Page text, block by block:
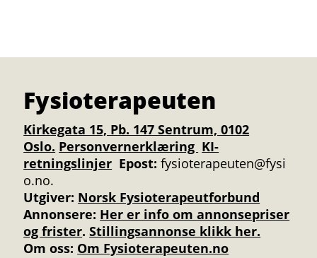
Fysioterapeuten
Kirkegata 15, Pb. 147 Sentrum, 0102
Oslo. Personvernerklæring KI-
retningslinjer Epost: fysioterapeuten@fysi
o.no.
Utgiver: Norsk Fysioterapeutforbund
Annonsere: Her er info om annonsepriser
og frister.Stillingsannonse klikk her.
Om oss: Om Fysioterapeuten.no